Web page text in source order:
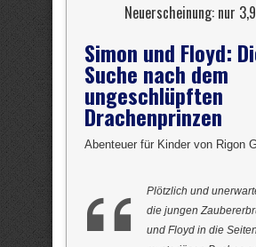
Neuerscheinung: nur
Simon und Floyd:
Suche nach dem
ungeschlüpften
Drachenprinzen
Abenteuer für Kinder von Rigon
Plötzlich und
die jungen
und Floyd in die